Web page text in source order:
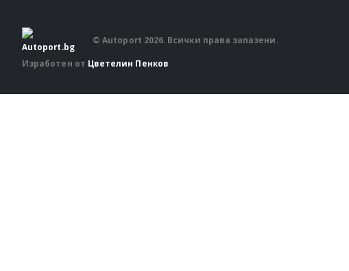
© Autoport 2026. Всички права запазени.
Изработен от Цветелин Пенков